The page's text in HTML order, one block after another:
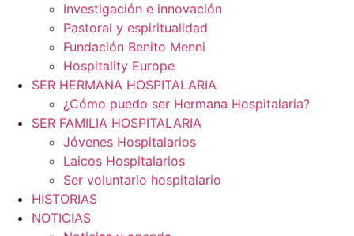
Investigación e innovación
Pastoral y espiritualidad
Fundación Benito Menni
Hospitality Europe
SER HERMANA HOSPITALARIA
¿Cómo puedo ser Hermana Hospitalaria?
SER FAMILIA HOSPITALARIA
Jóvenes Hospitalarios
Laicos Hospitalarios
Ser voluntario hospitalario
HISTORIAS
NOTICIAS